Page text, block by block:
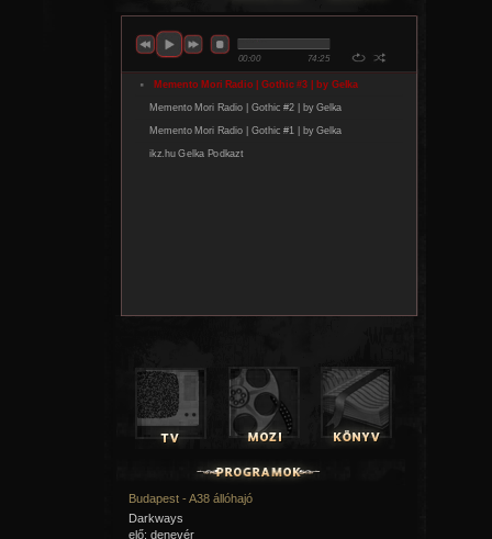
21:00 - 23:15 Fekete hattyú (am. filmdráma), FEM3 |
23:00 - 02:00 New York bandái (olasz akcióf.), FILM+ |
01:20 - 03:30 Good Will Hunting (am. dráma), FILM
VASÁRNAP (február 28.)
17:55 - 19:20 Mamma Gógó (izl. filmdráma), FILMBOX |
18:25 - 21:00 Pi élete (am. kalandf.), FEM3 |
08:00 - 10:05 Good bye, Lenin! (német vígj.), CINEMAX |
00:25 - 01:35 Cinema Inferno (szín.-ff., magyar dokf.),
PÉNTEK (február 19.)
22:15 - 23:50 Drága Miss Hatto (angol filmdráma),
23:05 - 00:25 Elefánt (am. filmdráma), CINEMAX 2 |
SZOMBAT (február 20.)
22:45 - 02:15 A rettenthetetlen (am. dráma), RTL KLUB |
23:20 - 01:30 Grindhouse: Halálbiztos (am. thriller),
VASÁRNAP (február 21.)
Budapest - A38 állóhajó
Darkways
elő: denevér